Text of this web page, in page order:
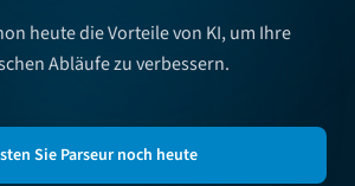
heute die Vorteile von KI, um Ihre
Abläufe zu verbessern.
Sie Parseur noch heute